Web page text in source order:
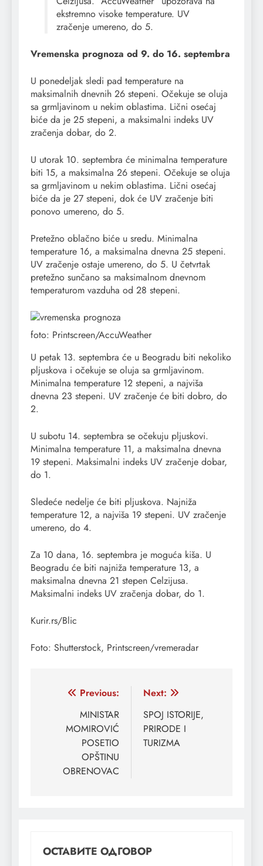
ekstremno visoke temperature. UV
zračenje umereno, do 5.
Vremenska prognoza od 9. do 16. septembra
U ponedeljak sledi pad temperature na
maksimalnih dnevnih 26 stepeni. Očekuje se oluja
sa grmljavinom u nekim oblastima. Lični osećaj
biće da je 25 stepeni, a maksimalni indeks UV
zračenja dobar, do 2.
U utorak 10. septembra će minimalna temperature
biti 15, a maksimalna 26 stepeni. Očekuje se oluja
sa grmljavinom u nekim oblastima. Lični osećaj
biće da je 27 stepeni, dok će UV zračenje biti
ponovo umereno, do 5.
Pretežno oblačno biće u sredu. Minimalna
temperature 16, a maksimalna dnevna 25 stepeni.
UV zračenje ostaje umereno, do 5. U četvrtak
pretežno sunčano sa maksimalnom dnevnom
temperaturom vazduha od 28 stepeni.
foto: Printscreen/AccuWeather
U petak 13. septembra će u Beogradu biti nekoliko
pljuskova i očekuje se oluja sa grmljavinom.
Minimalna temperature 12 stepeni, a najviša
dnevna 23 stepeni. UV zračenje će biti dobro, do
2.
U subotu 14. septembra se očekuju pljuskovi.
Minimalna temperature 11, a maksimalna dnevna
19 stepeni. Maksimalni indeks UV zračenje dobar,
do 1.
Sledeće nedelje će biti pljuskova. Najniža
temperature 12, a najviša 19 stepeni. UV zračenje
umereno, do 4.
Za 10 dana, 16. septembra je moguća kiša. U
Beogradu će biti najniža temperature 13, a
maksimalna dnevna 21 stepen Celzijusa.
Maksimalni indeks UV zračenja dobar, do 1.
Kurir.rs/Blic
Foto: Shutterstock, Printscreen/vremeradar
Кретање
чланка
Previous:
MINISTAR
MOMIROVIĆ
POSETIO
OPŠTINU
OBRENOVAC
Next:
SPOJ ISTORIJE,
PRIRODE I
TURIZMA
ОСТАВИТЕ ОДГОВОР